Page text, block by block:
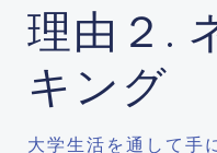
理由２.
キング
大学生活を通して手